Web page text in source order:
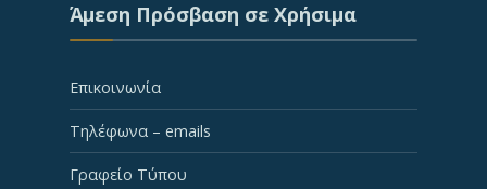
Άμεση Πρόσβαση σε Χρήσιμα
Επικοινωνία
Τηλέφωνα – emails
Γραφείο Τύπου